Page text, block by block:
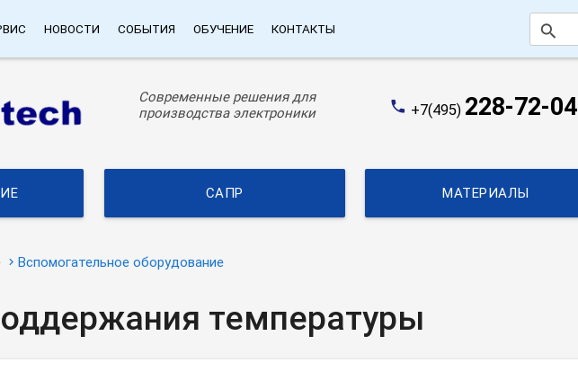
НОВОСТИ СОБЫТИЯ ОБУЧЕНИЕ КОНТАКТЫ search
Современные решения для
производства электроники
phone +7(495) 228-72-04
САПР МАТЕРИАЛЫ
Вспомогательное оборудование
температуры